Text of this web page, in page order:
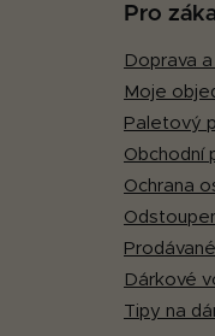
Pro
Doprava
Moje
Paletový
Obchodní
Ochrana
Dárkové
Tipy na